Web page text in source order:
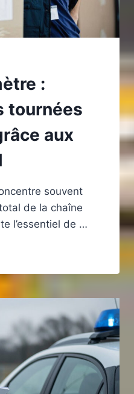
:
tournées
aux
souvent
de la chaîne
l’essentiel de …